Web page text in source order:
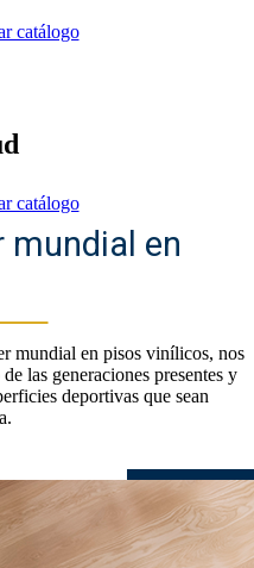
catálogo
catálogo
mundial en
mundial en pisos vinílicos, nos
las generaciones presentes y
deportivas que sean